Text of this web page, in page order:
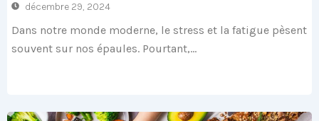
décembre 29, 2024
Dans notre monde moderne, le stress et la fatigue pèsent
souvent sur nos épaules. Pourtant,...